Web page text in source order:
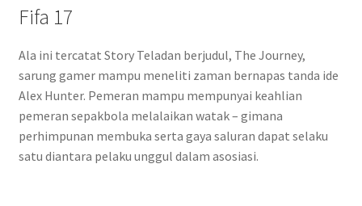
Fifa 17
Ala ini tercatat Story Teladan berjudul, The Journey,
sarung gamer mampu meneliti zaman bernapas tanda ide
Alex Hunter. Pemeran mampu mempunyai keahlian
pemeran sepakbola melalaikan watak – gimana
perhimpunan membuka serta gaya saluran dapat selaku
satu diantara pelaku unggul dalam asosiasi.